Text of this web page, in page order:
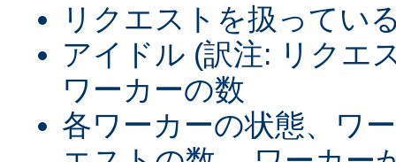
リクエストを扱ってい
アイドル (訳注: リクエ
ワーカーの数
各ワーカーの状態、ワ